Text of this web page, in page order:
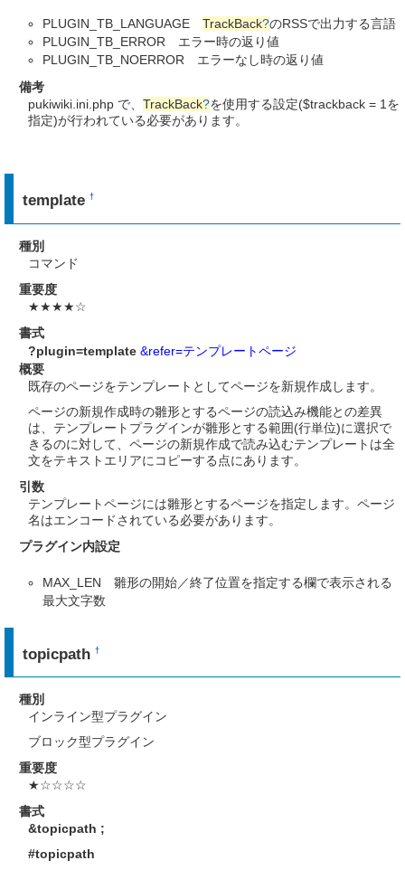
PLUGIN_TB_LANGUAGE TrackBack?のRSSで出力する言語
PLUGIN_TB_ERROR エラー時の返り値
PLUGIN_TB_NOERROR エラーなし時の返り値
備考
pukiwiki.ini.php で、 TrackBack?を使用する設定($trackback = 1を
指定)が行われている必要があります。
template†
種別
コマンド
重要度
★★★★☆
書式
?plugin=template &refer=テンプレートページ
概要
既存のページをテンプレートとしてページを新規作成します。
ページの新規作成時の雛形とするページの読込み機能との差異
は、テンプレートプラグインが雛形とする範囲(行単位)に選択で
きるのに対して、ページの新規作成で読み込むテンプレートは全
文をテキストエリアにコピーする点にあります。
引数
テンプレートページには雛形とするページを指定します。ページ
名はエンコードされている必要があります。
プラグイン内設定
MAX_LEN 雛形の開始／終了位置を指定する欄で表示される
最大文字数
topicpath†
種別
インライン型プラグイン
ブロック型プラグイン
重要度
★☆☆☆☆
書式
&topicpath ;
#topicpath